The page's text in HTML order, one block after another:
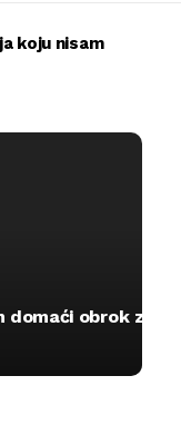
koju nisam
obrok za